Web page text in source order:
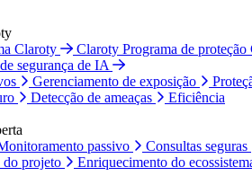
Claroty
Claroty Programa de proteção
segurança de IA
Gerenciamento de exposição
Detecção de ameaças
Eficiência
passivo
Consultas seguras
projeto
Enriquecimento do